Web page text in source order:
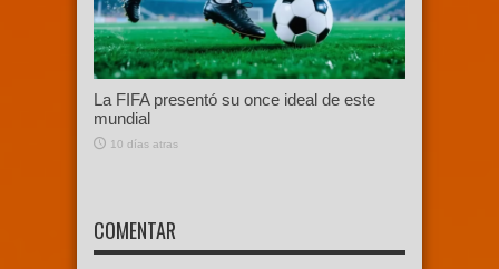
La FIFA presentó su once ideal de este
mundial
10 días atras
COMENTAR